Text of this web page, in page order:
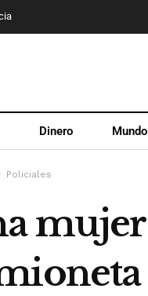
Dinero Mundo
Policiales